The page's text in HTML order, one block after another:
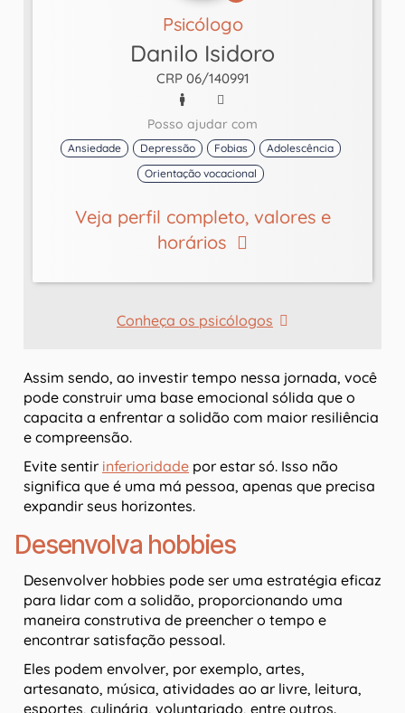
Psicólogo
Danilo Isidoro
CRP 06/140991
Posso ajudar com
Ansiedade Depressão Fobias
Adolescência
Orientação vocacional
Veja perfil completo, valores e
horários
Conheça os psicólogos
Assim sendo, ao investir tempo nessa jornada, você
pode construir uma base emocional sólida que o
capacita a enfrentar a solidão com maior resiliência
e compreensão.
Evite sentir inferioridade por estar só. Isso não
significa que é uma má pessoa, apenas que precisa
expandir seus horizontes.
Desenvolva hobbies
Desenvolver hobbies pode ser uma estratégia eficaz
para lidar com a solidão, proporcionando uma
maneira construtiva de preencher o tempo e
encontrar satisfação pessoal.
Eles podem envolver, por exemplo, artes,
artesanato, música, atividades ao ar livre, leitura,
esportes, culinária, voluntariado, entre outros.